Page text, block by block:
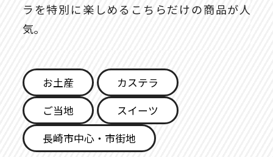
ラを特別に楽しめるこちらだけの商品が人
気。
お土産
カステラ
ご当地
スイーツ
長崎市中心・市街地